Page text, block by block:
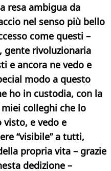
resa ambigua da
nel senso più bello
come questi –
gente rivoluzionaria
e ancora ne vedo e
modo a questo
ho in custodia, con la
colleghi che lo
e vedo e
“visibile” a tutti,
propria vita – grazie
dedizione –